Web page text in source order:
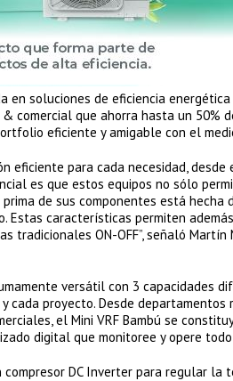
en soluciones de eficiencia
comercial que ahorra hasta un 50%
eficiente y amigable con el
eficiente para cada necesidad,
es que estos equipos no sólo
de sus componentes está hecha
características permiten
ON-OFF”, señaló Martín
versátil con 3 capacidades
proyecto. Desde departamentos
el Mini VRF Bambú se
digital que monitoree y opere
compresor DC Inverter para regular